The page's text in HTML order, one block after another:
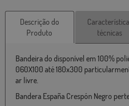
Descrição do
Produto
técnicas
Bandeira do disponível em 100%
060X100 até 180x300
ar livre.
Bandera España Crespón Negro